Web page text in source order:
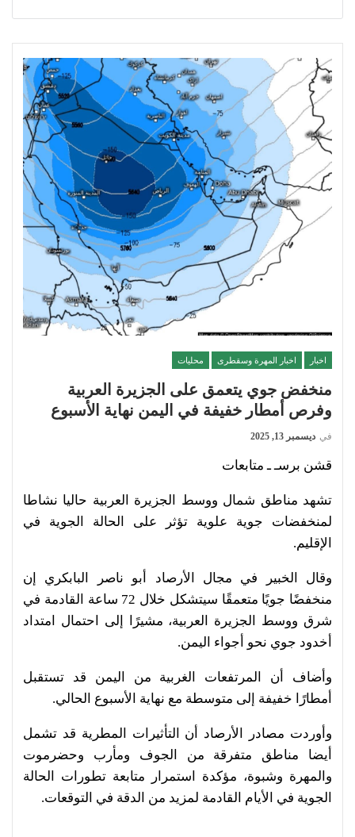
اخبار اخبار المهرة وسقطرى محليات
منخفض جوي يتعمق على الجزيرة العربية
وفرص أمطار خفيفة في اليمن نهاية الأسبوع
في ديسمبر 13, 2025
قشن برسـ ـ متابعات
تشهد مناطق شمال ووسط الجزيرة العربية حاليا نشاطا
لمنخفضات جوية علوية تؤثر على الحالة الجوية في
الإقليم.
وقال الخبير في مجال الأرصاد أبو ناصر البابكري إن
منخفضًا جويًا متعمقًا سيتشكل خلال 72 ساعة القادمة في
شرق ووسط الجزيرة العربية، مشيرًا إلى احتمال امتداد
أخدود جوي نحو أجواء اليمن.
وأضاف أن المرتفعات الغربية من اليمن قد تستقبل
أمطارًا خفيفة إلى متوسطة مع نهاية الأسبوع الحالي.
وأوردت مصادر الأرصاد أن التأثيرات المطرية قد تشمل
أيضا مناطق متفرقة من الجوف ومأرب وحضرموت
والمهرة وشبوة، مؤكدة استمرار متابعة تطورات الحالة
الجوية في الأيام القادمة لمزيد من الدقة في التوقعات.